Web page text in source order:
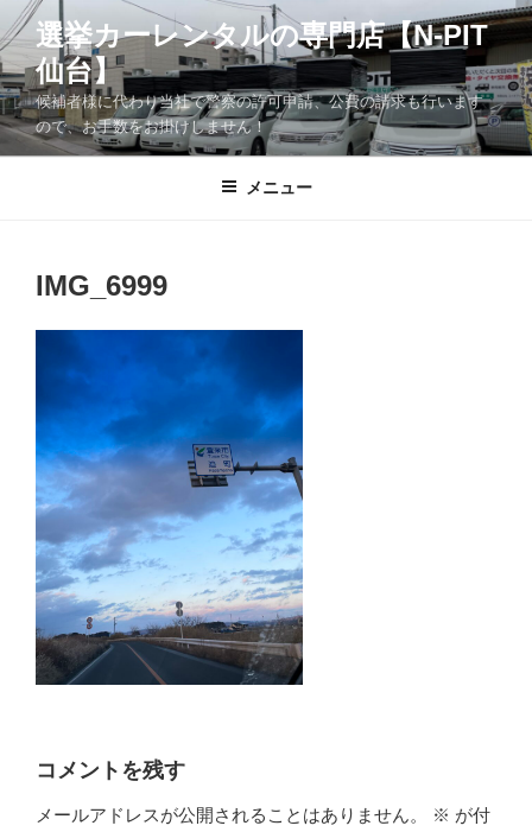
ン
テ
ン
ツ
へ
選挙カーレンタルの専門店【N-PIT
仙台】
候補者様に代わり当社で警察の許可申請、公費の請求も行います
ので、お手数をお掛けしません！
メニュー
IMG_6999
コメントを残す
メールアドレスが公開されることはありません。 ※ が付